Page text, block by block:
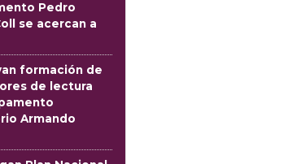
Pedro
se acercan a
formación de
de lectura
Armando